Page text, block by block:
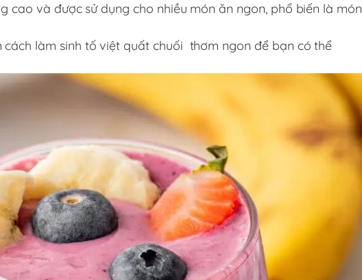
và được sử dụng cho nhiều món ăn ngon, phổ biến là món
làm sinh tố việt quất chuối thơm ngon để bạn có thể